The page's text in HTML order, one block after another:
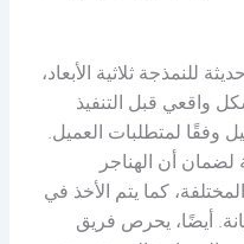
للنمذجة ثلاثية الأبعاد،
واقعي قبل التنفيذ
وفقًا لمتطلبات العميل.
لضمان أن الهناجر
كما يتم الأخذ في
أيضًا، يحرص فريق